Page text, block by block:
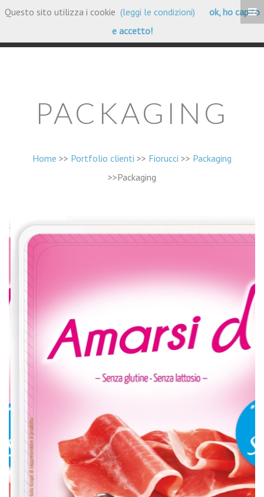
Portfolio Clienti
PACKAGING
Home >> Portfolio clienti >> Fiorucci >> Packaging
>>Packaging
Questo sito utilizza i cookie (leggi le condizioni)
ok, ho capito
e accetto!